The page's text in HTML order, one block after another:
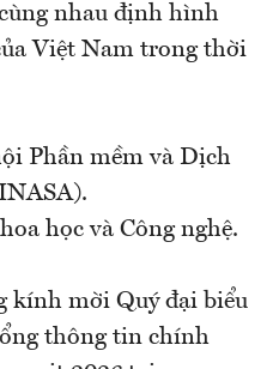
nhau định hình
Việt Nam trong thời
Phần mềm và Dịch
học và Công nghệ.
kính mời Quý đại biểu
thông tin chính